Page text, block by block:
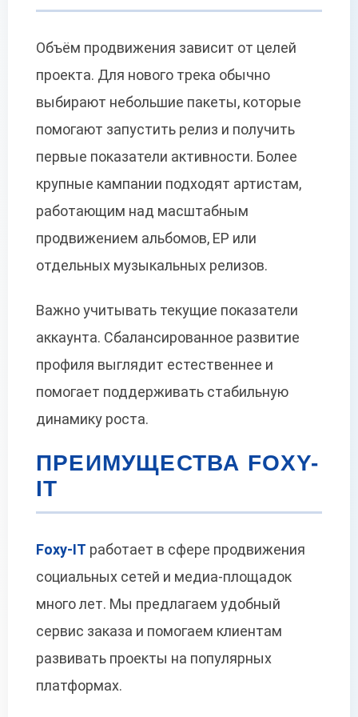
Объём продвижения зависит от целей
проекта. Для нового трека обычно
выбирают небольшие пакеты, которые
помогают запустить релиз и получить
первые показатели активности. Более
крупные кампании подходят артистам,
работающим над масштабным
продвижением альбомов, EP или
отдельных музыкальных релизов.
Важно учитывать текущие показатели
аккаунта. Сбалансированное развитие
профиля выглядит естественнее и
помогает поддерживать стабильную
динамику роста.
ПРЕИМУЩЕСТВА FOXY-
IT
Foxy-IT работает в сфере продвижения
социальных сетей и медиа-площадок
много лет. Мы предлагаем удобный
сервис заказа и помогаем клиентам
развивать проекты на популярных
платформах.